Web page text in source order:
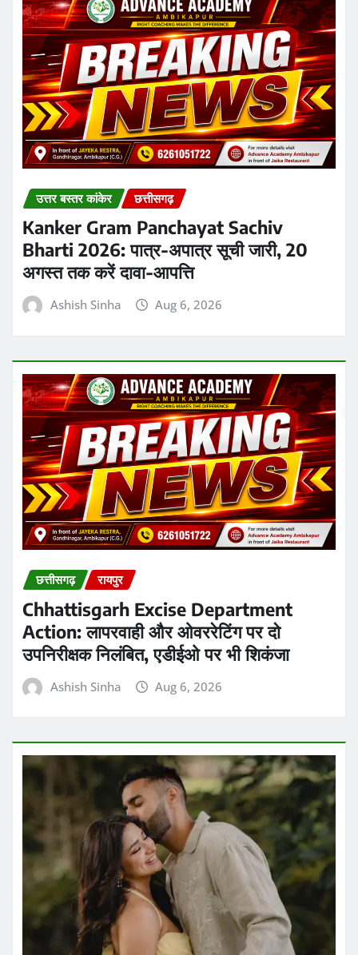
उत्तर बस्तर कांकेर छत्तीसगढ़
Kanker Gram Panchayat Sachiv
Bharti 2026: पात्र-अपात्र सूची जारी, 20
अगस्त तक करें दावा-आपत्ति
Ashish Sinha Aug 6, 2026
छत्तीसगढ़ रायपुर
Chhattisgarh Excise Department
Action: लापरवाही और ओवररेटिंग पर दो
उपनिरीक्षक निलंबित, एडीईओ पर भी शिकंजा
Ashish Sinha Aug 6, 2026